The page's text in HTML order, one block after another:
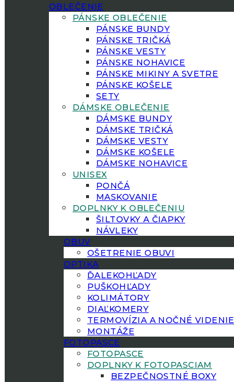
OBLEČENIE
PÁNSKE OBLEČENIE
PÁNSKE BUNDY
PÁNSKE TRIČKÁ
PÁNSKE VESTY
PÁNSKE NOHAVICE
PÁNSKE MIKINY A SVETRE
PÁNSKE KOŠELE
SETY
DÁMSKE OBLEČENIE
DÁMSKE BUNDY
DÁMSKE TRIČKÁ
DÁMSKE VESTY
DÁMSKE KOŠELE
DÁMSKE NOHAVICE
UNISEX
PONČÁ
MASKOVANIE
DOPLNKY K OBLEČENIU
ŠILTOVKY A ČIAPKY
NÁVLEKY
OBUV
OŠETRENIE OBUVI
OPTIKA
ĎALEKOHĽADY
PUŠKOHĽADY
KOLIMÁTORY
DIAĽKOMERY
TERMOVÍZIA A NOČNÉ VIDENIE
MONTÁŽE
FOTOPASCE
FOTOPASCE
DOPLNKY K FOTOPASCIAM
BEZPEČNOSTNÉ BOXY